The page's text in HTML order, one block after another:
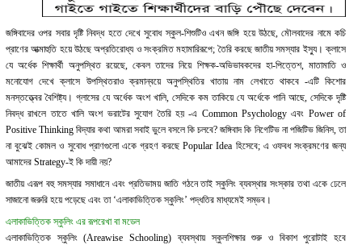
জঙ্গিবাদের ওপর সবার দৃষ্টি নিবদ্ধ হতে দেখে সুবোধ স্কুল-শিশুটিও এখন জঙ্গি হয়ে উঠছে, মৌলবাদের নামে কচি
প্রাণের আত্মাহুতি হয়ে উঠছে অপ্রতিরোধ্য ও সংক্রমিত মহামারিরূপে; তৈরি করছে জাতীয় সমস্যার ইস্যু। ক্লাসে
যে অর্ধেক শিক্ষার্থী অনুপস্থিত রয়েছে, কেবল তাদের নিয়ে শিক্ষক-অভিভাবকদের হা-পিত্তেশ, মাতামাতি ও
মনোযোগ দেখে ক্লাসে উপস্থিতরাও ক্রমান্বয়ে অনুপস্থিতির খাতায় নাম লেখাতে থাকবে -এটি কিশোর
মনস্তত্ত্বের বৈশিষ্ট্য। গ্লাসের যে অর্ধেক অংশ খালি, সেদিকে কম তাকিয়ে যে অর্ধেকে পানি আছে, সেদিকে দৃষ্টি
নিবদ্ধ রাখলে তাতে খালি অংশ ভরাটের সুযোগ তৈরি হয় -এ Common Psychology এবং Power of
Positive Thinking বিদ্যার কথা আমরা সবাই ভুলে বসলে কি চলবে? জঙ্গিবাদ কি নিগেটিভ না পজিটিভ জিনিস, তা
না বুঝেই কোমল ও সুবোধ প্রাণগুলো একে গ্রহণ করছে Popular Idea হিসেবে; এ ওফবধ সংক্রমণের জন্য
আমাদের Strategy-ই কি দায়ী নয়?
জাতীয় এরূপ বহু সমস্যার সমাধানে এবং প্রতিভাময় জাতি গঠনে তাই স্কুলিং ব্যবস্থার সংস্কার তথা একে ঢেলে
সাজানো জরুরি হয়ে পড়েছে এবং তা ‘এলাকাভিত্তিক স্কুলিং’ পদ্ধতির মাধ্যমেই সম্ভব।
এলাকাভিত্তিক স্কুলিং এর রূপরেখা বা মডেল
এলাকাভিত্তিক স্কুলিং (Areawise Schooling) ব্যবস্থায় স্কুলশিক্ষার শুরু ও বিকাশ পুরোটাই হবে